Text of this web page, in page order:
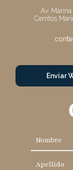
Av.
Cerritos
Enviar